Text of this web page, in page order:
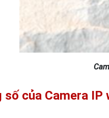
số của Camera IP